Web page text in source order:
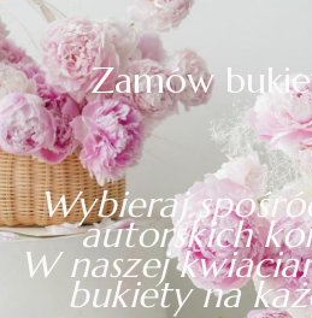
Zamów
Wybieraj
autorskich
W naszej
bukiety na